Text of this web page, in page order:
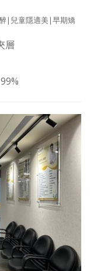
|兒童隱適美|早期矯
層